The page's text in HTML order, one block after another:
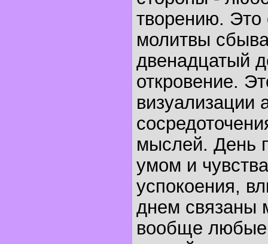
творению. Это
молитвы
двенадцатый
откровение.
визуализации
мыслей. День
умом и
успокоения,
днем связаны
вообще